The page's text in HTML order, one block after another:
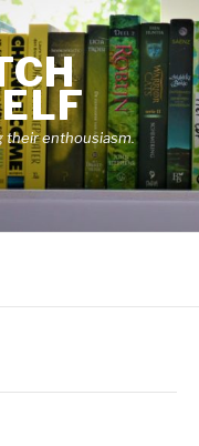
their enthousiasm.